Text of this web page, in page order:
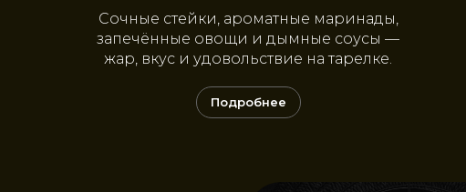
Сочные стейки, ароматные маринады,
запечённые овощи и дымные соусы —
жар, вкус и удовольствие на тарелке.
Подробнее